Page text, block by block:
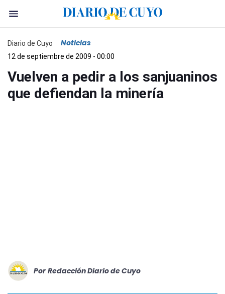
Diario de Cuyo Noticias
12 de septiembre de 2009 - 00:00
Vuelven a pedir a los sanjuaninos
que defiendan la minería
Por Redacción Diario de Cuyo